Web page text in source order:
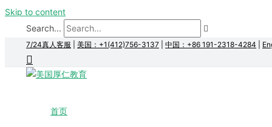
Skip to content
Search...
7/24真人客服 美国：+1(412)756-3137 中国：+86 191-2318-4284
首页